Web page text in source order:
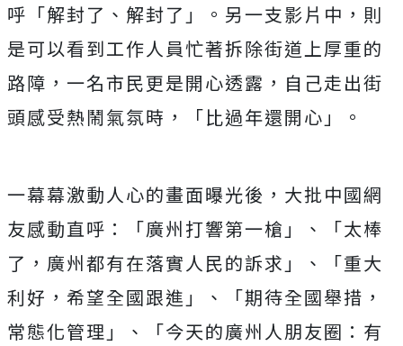
呼「解封了、解封了」。另一支影片中，則
是可以看到工作人員忙著拆除街道上厚重的
路障，一名市民更是開心透露，自己走出街
頭感受熱鬧氣氛時，「比過年還開心」。
一幕幕激動人心的畫面曝光後，大批中國網
友感動直呼：「廣州打響第一槍」、「太棒
了，廣州都有在落實人民的訴求」、「重大
利好，希望全國跟進」、「期待全國舉措，
常態化管理」、「今天的廣州人朋友圈：有